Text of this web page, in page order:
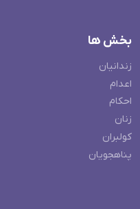
بخش ها
زندانیان
اعدام
احکام
زنان
کولبران
پناهجویان